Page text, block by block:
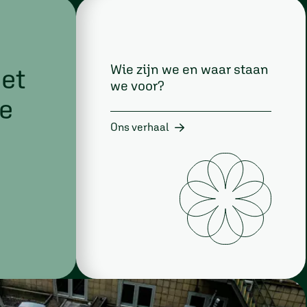
Wie zijn we en waar staan
we voor?
Ons verhaal